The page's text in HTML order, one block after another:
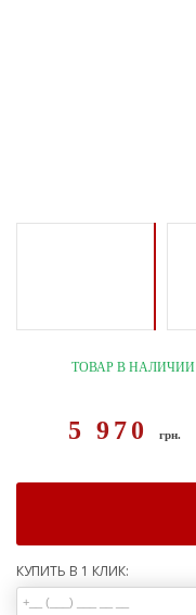
ТОВАР В НАЛИЧИИ
5 970грн.
КУПИТЬ В 1 КЛИК: